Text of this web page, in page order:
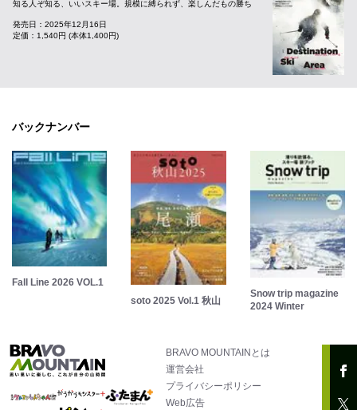
知る人ぞ知る、いいスキー場。規模に縛られず、楽しんだもの勝ち
発売日：2025年12月16日
定価：1,540円 (本体1,400円)
バックナンバー
Fall Line 2026 VOL.1
soto 2025 Vol.1 秋山
Snow trip magazine
2024 Winter
BRAVO MOUNTAINとは
運営会社
プライバシーポリシー
Web広告